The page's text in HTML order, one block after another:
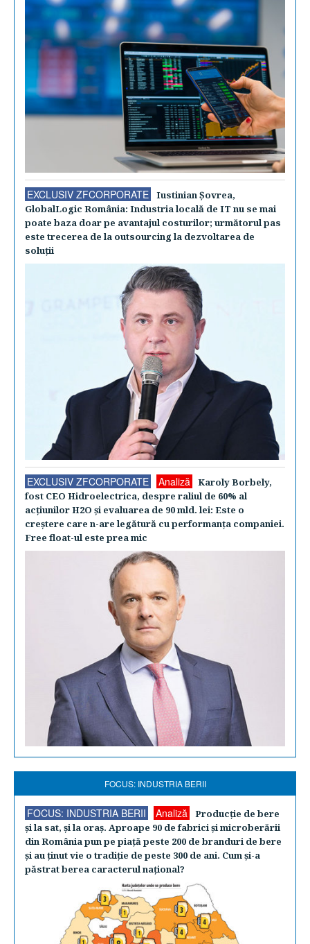
EXCLUSIV ZFCORPORATE
Iustinian Şovrea,
GlobalLogic România: Industria locală de IT nu se mai
poate baza doar pe avantajul costurilor; următorul pas
este trecerea de la outsourcing la dezvoltarea de
soluţii
EXCLUSIV ZFCORPORATE Analiză
Karoly Borbely,
fost CEO Hidroelectrica, despre raliul de 60% al
acţiunilor H2O şi evaluarea de 90 mld. lei: Este o
creştere care n-are legătură cu performanţa companiei.
Free float-ul este prea mic
FOCUS: INDUSTRIA BERII
FOCUS: INDUSTRIA BERII Analiză
Producţie de bere
şi la sat, şi la oraş. Aproape 90 de fabrici şi microberării
din România pun pe piaţă peste 200 de branduri de bere
şi au ţinut vie o tradiţie de peste 300 de ani. Cum şi-a
păstrat berea caracterul naţional?